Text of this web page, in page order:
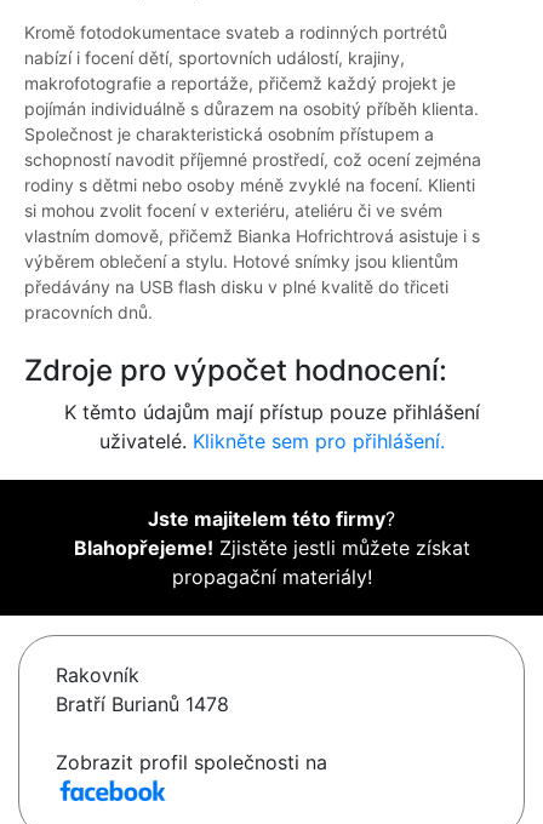
Kromě fotodokumentace svateb a rodinných portrétů
nabízí i focení dětí, sportovních událostí, krajiny,
makrofotografie a reportáže, přičemž každý projekt je
pojímán individuálně s důrazem na osobitý příběh klienta.
Společnost je charakteristická osobním přístupem a
schopností navodit příjemné prostředí, což ocení zejména
rodiny s dětmi nebo osoby méně zvyklé na focení. Klienti
si mohou zvolit focení v exteriéru, ateliéru či ve svém
vlastním domově, přičemž Bianka Hofrichtrová asistuje i s
výběrem oblečení a stylu. Hotové snímky jsou klientům
předávány na USB flash disku v plné kvalitě do třiceti
pracovních dnů.
Zdroje pro výpočet hodnocení:
K těmto údajům mají přístup pouze přihlášení
uživatelé. Klikněte sem pro přihlášení.
Jste majitelem této firmy?
Blahopřejeme! Zjistěte jestli můžete získat
propagační materiály!
Rakovník
Bratří Burianů 1478
Zobrazit profil společnosti na